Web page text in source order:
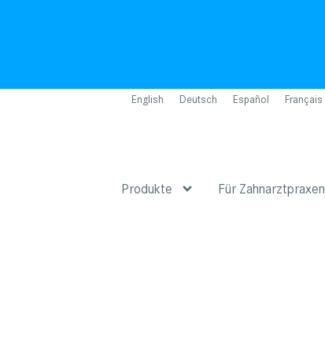
English Deutsch Español Français
Produkte Für Zahnarztpraxen